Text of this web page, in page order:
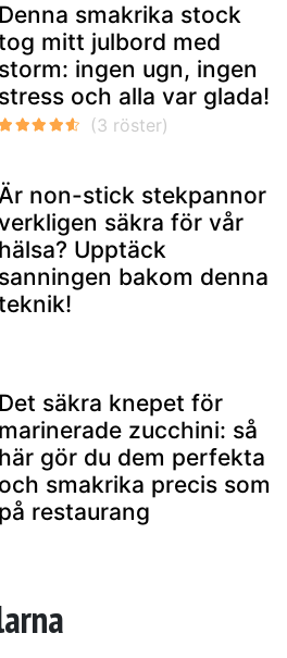
Denna smakrika stock
mitt julbord med
storm: ingen ugn, ingen
stress och alla var glada!
non-stick stekpannor
säkra för vår
hälsa? Upptäck
sanningen bakom denna
Det säkra knepet för
marinerade zucchini: så
här gör du dem perfekta
och smakrika precis som
på restaurang